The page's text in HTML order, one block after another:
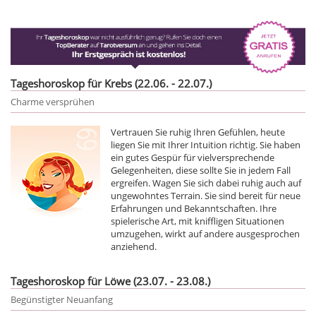
Tageshoroskop für Krebs (22.06. - 22.07.)
Charme versprühen
Vertrauen Sie ruhig Ihren Gefühlen, heute
liegen Sie mit Ihrer Intuition richtig. Sie haben
ein gutes Gespür für vielversprechende
Gelegenheiten, diese sollte Sie in jedem Fall
ergreifen. Wagen Sie sich dabei ruhig auch auf
ungewohntes Terrain. Sie sind bereit für neue
Erfahrungen und Bekanntschaften. Ihre
spielerische Art, mit kniffligen Situationen
umzugehen, wirkt auf andere ausgesprochen
anziehend.
Tageshoroskop für Löwe (23.07. - 23.08.)
Begünstigter Neuanfang